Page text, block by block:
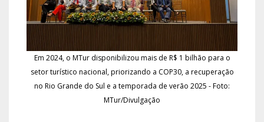
Em 2024, o MTur disponibilizou mais de R$ 1 bilhão para o
setor turístico nacional, priorizando a COP30, a recuperação
no Rio Grande do Sul e a temporada de verão 2025 - Foto:
MTur/Divulgação